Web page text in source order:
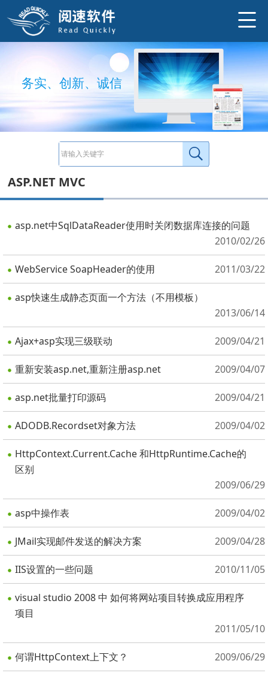
务实、 创新、 诚信
ASP.NET MVC
asp.net中SqlDataReader使用时关闭数据库连接的问题
2010/02/26
WebService SoapHeader的使用 2011/03/22
asp快速生成静态页面一个方法（不用模板）
2013/06/14
Ajax+asp实现三级联动 2009/04/21
重新安装asp.net,重新注册asp.net 2009/04/07
asp.net批量打印源码 2009/04/21
ADODB.Recordset对象方法 2009/04/02
HttpContext.Current.Cache 和HttpRuntime.Cache的
区别
2009/06/29
asp中操作表 2009/04/02
JMail实现邮件发送的解决方案 2009/04/28
IIS设置的一些问题 2010/11/05
visual studio 2008 中 如何将网站项目转换成应用程序
项目
2011/05/10
何谓HttpContext上下文？ 2009/06/29